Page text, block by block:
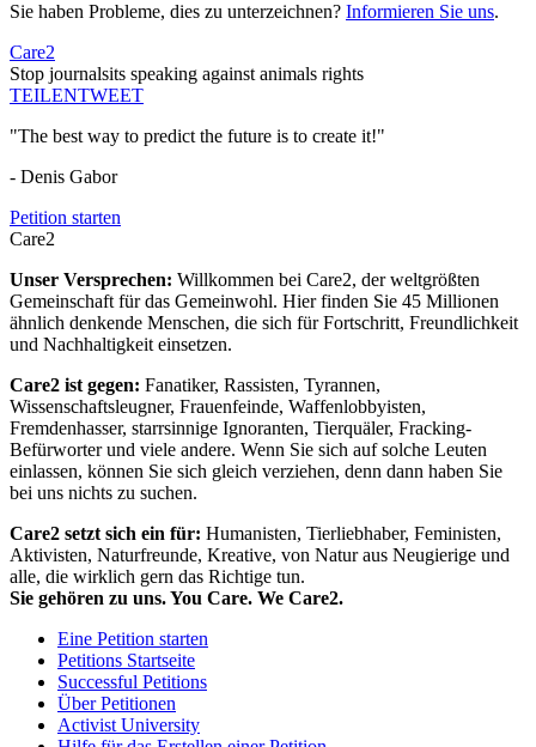
Sie haben Probleme, dies zu unterzeichnen? Informieren Sie uns.
Care2
Stop journalsits speaking against animals rights
TEILENTWEET
"The best way to predict the future is to create it!"
- Denis Gabor
Petition starten
Care2
Unser Versprechen: Willkommen bei Care2, der weltgrößten
Gemeinschaft für das Gemeinwohl. Hier finden Sie 45 Millionen
ähnlich denkende Menschen, die sich für Fortschritt, Freundlichkeit
und Nachhaltigkeit einsetzen.
Care2 ist gegen: Fanatiker, Rassisten, Tyrannen,
Wissenschaftsleugner, Frauenfeinde, Waffenlobbyisten,
Fremdenhasser, starrsinnige Ignoranten, Tierquäler, Fracking-
Befürworter und viele andere. Wenn Sie sich auf solche Leuten
einlassen, können Sie sich gleich verziehen, denn dann haben Sie
bei uns nichts zu suchen.
Care2 setzt sich ein für: Humanisten, Tierliebhaber, Feministen,
Aktivisten, Naturfreunde, Kreative, von Natur aus Neugierige und
alle, die wirklich gern das Richtige tun.
Sie gehören zu uns. You Care. We Care2.
Eine Petition starten
Petitions Startseite
Successful Petitions
Über Petitionen
Activist University